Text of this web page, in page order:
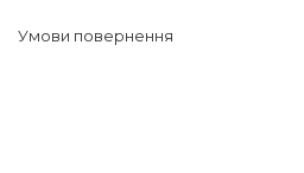
Умови повернення